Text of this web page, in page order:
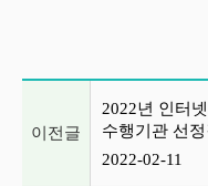
이전글
2022년 인터
수행기관 선
2022-02-11